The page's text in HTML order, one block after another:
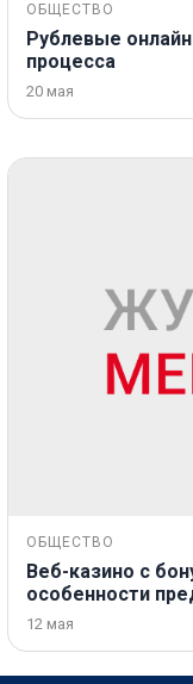
ОБЩЕСТВО
Рублевые
процесса
20 мая
ОБЩЕСТВО
Веб-казино с
особенности
12 мая